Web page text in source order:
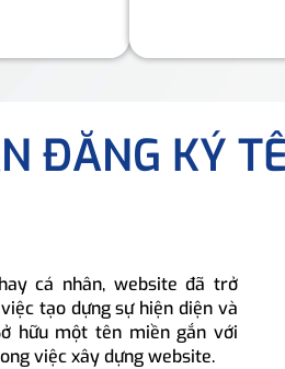
ĐĂNG KÝ
cá nhân, website đã trở
tạo dựng sự hiện diện và
hữu một tên miền gắn với
việc xây dựng website.